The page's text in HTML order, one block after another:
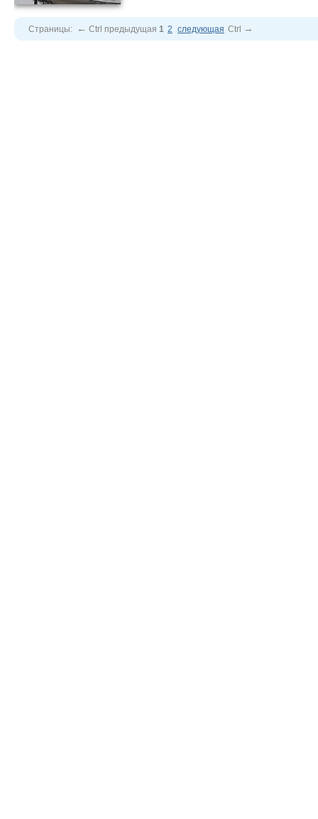
Страницы: ← Ctrl предыдущая 1 2 следующая Ctrl →